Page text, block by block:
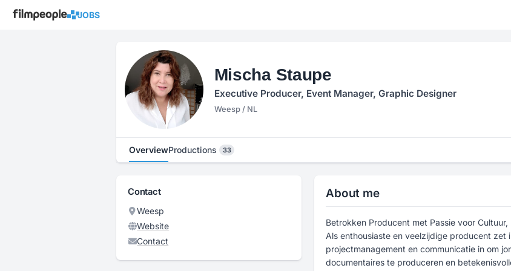
JOBS
Mischa Staupe
Executive Producer, Event Manager, Graphic Designer
Weesp / NL
OverviewProductions 33
Contact
Weesp
Website
Contact
About me
Betrokken Producent met Passie voor
Als enthousiaste en veelzijdige producent zet
projectmanagement en communicatie in om
documentaires te produceren en